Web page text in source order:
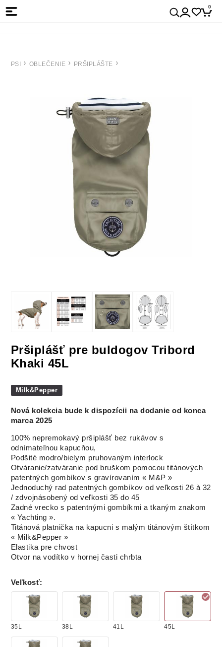
0
PSI OBLEČENIE PRŠIPLÁŠTE
Pršiplášť pre buldogov Tribord
Khaki 45L
Milk&Pepper
Nová kolekcia bude k dispozícii na dodanie od konca
marca 2025
100% nepremokavý pršiplášť bez rukávov s
odnímateľnou kapucňou,
Podšité modro/bielym pruhovaným interlock
Otváranie/zatváranie pod bruškom pomocou titánových
patentných gombíkov s gravírovaním « M&P »
Jednoduchý rad patentných gombíkov od veľkosti 26 à 32
/ zdvojnásobený od veľkosti 35 do 45
Zadné vrecko s patentnými gombíkmi a tkaným znakom
« Yachting ».
Titánová platnička na kapucni s malým titánovým štítkom
« Milk&Pepper »
Elastika pre chvost
Otvor na vodítko v hornej časti chrbta
Veľkosť:
35L 38L 41L 45L